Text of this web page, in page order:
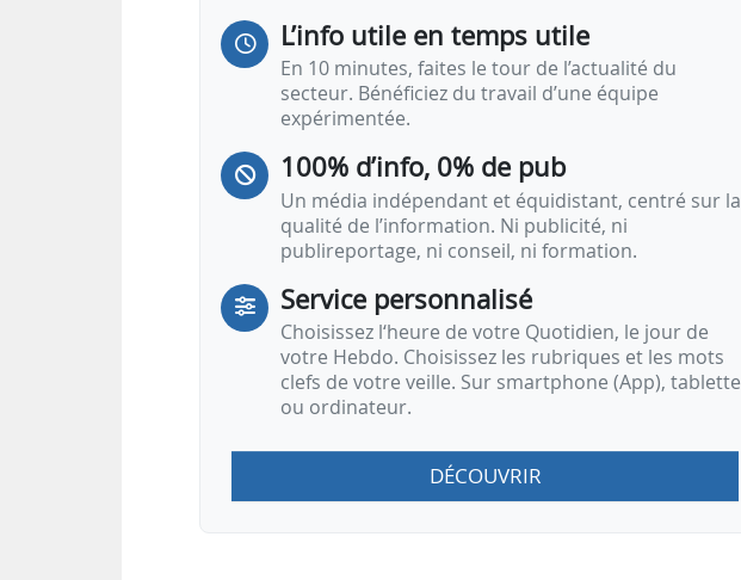
L’info utile en temps utile
En 10 minutes, faites le tour de l’actualité du
secteur. Bénéficiez du travail d’une équipe
expérimentée.
100% d’info, 0% de pub
Un média indépendant et équidistant, centré sur la
qualité de l’information. Ni publicité, ni
publireportage, ni conseil, ni formation.
Service personnalisé
Choisissez l‘heure de votre Quotidien, le jour de
votre Hebdo. Choisissez les rubriques et les mots
clefs de votre veille. Sur smartphone (App), tablette
ou ordinateur.
DÉCOUVRIR